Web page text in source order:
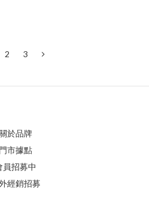
下，活動開始不到兩周就累計了
在聖誕節前夕，分別將68份知育
子手上，讓這些孩子們在聖誕
2 3
於品牌
門市據點
員招募中
經銷招募